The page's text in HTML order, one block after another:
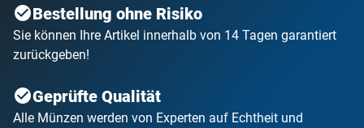
Bestellung ohne Risiko
Sie können Ihre Artikel innerhalb von 14 Tagen garantiert
zurückgeben!
Geprüfte Qualität
Alle Münzen werden von Experten auf Echtheit und